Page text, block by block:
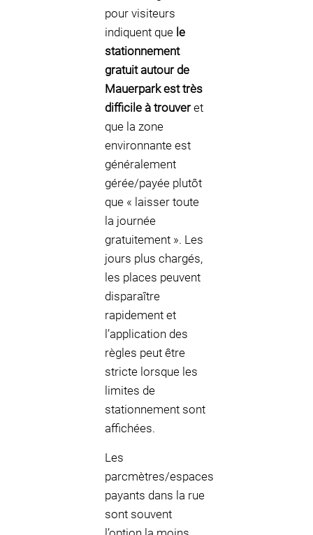
pour visiteurs
indiquent que le
stationnement
gratuit autour de
Mauerpark est très
difficile à trouveret
que la zone
environnante est
généralement
gérée/payée plutôt
que « laisser toute
la journée
gratuitement ». Les
jours plus chargés,
les places peuvent
disparaître
rapidement et
l’application des
règles peut être
stricte lorsque les
limites de
stationnement sont
affichées.
Les
parcmètres/espaces
payants dans la rue
sont souvent